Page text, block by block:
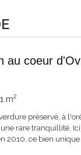
au coeur
m2
préservé, à
rare tranquillité.
2010, ce bien